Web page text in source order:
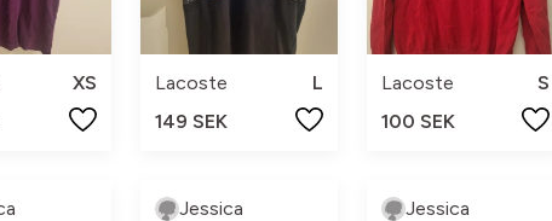
XS
Lacoste
L
149 SEK
Lacoste
S
100 SEK
Jessica Jessica